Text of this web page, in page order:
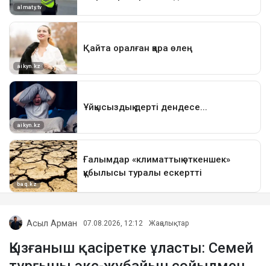
Асыл Арман 07.08.2026, 12:12 Жаңалықтар
Қызғаныш қасіретке ұласты: Семей